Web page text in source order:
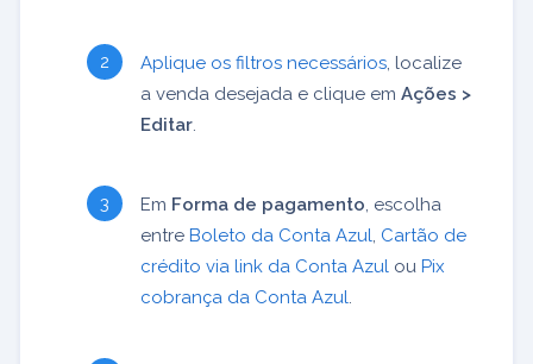
Aplique os filtros necessários , localize
a venda desejada e clique em Ações >
Editar
Em Forma de pagamento , escolha
entre Boleto da Conta Azul Cartão de
crédito via link da Conta Azul ou Pix
cobrança da Conta Azul